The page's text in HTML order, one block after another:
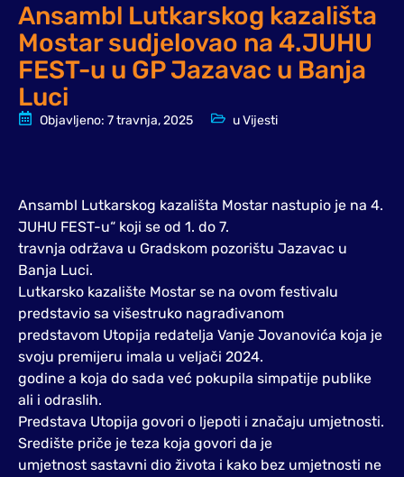
Ansambl Lutkarskog kazališta
Mostar sudjelovao na 4.JUHU
FEST-u u GP Jazavac u Banja
Luci
Objavljeno: 7 travnja, 2025 uVijesti
Ansambl Lutkarskog kazališta Mostar nastupio je na 4.
JUHU FEST-u“ koji se od 1. do 7.
travnja održava u Gradskom pozorištu Jazavac u
Banja Luci.
Lutkarsko kazalište Mostar se na ovom festivalu
predstavio sa višestruko nagrađivanom
predstavom Utopija redatelja Vanje Jovanovića koja je
svoju premijeru imala u veljači 2024.
godine a koja do sada već pokupila simpatije publike
ali i odraslih.
Predstava Utopija govori o ljepoti i značaju umjetnosti.
Središte priče je teza koja govori da je
umjetnost sastavni dio života i kako bez umjetnosti ne